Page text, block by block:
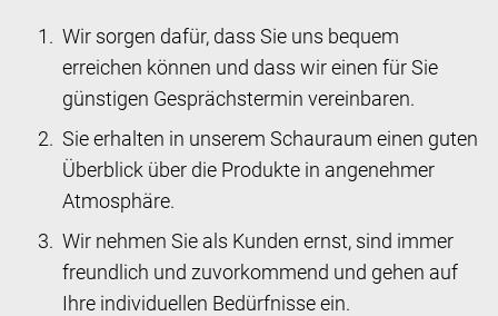
Wir sorgen dafür, dass Sie uns bequem
erreichen können und dass wir einen für Sie
günstigen Gesprächstermin vereinbaren.
Sie erhalten in unserem Schauraum einen guten
Überblick über die Produkte in angenehmer
Atmosphäre.
Wir nehmen Sie als Kunden ernst, sind immer
freundlich und zuvorkommend und gehen auf
Ihre individuellen Bedürfnisse ein.